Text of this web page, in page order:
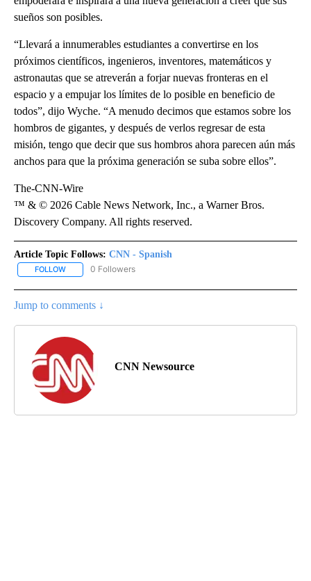
sueños son posibles.
“Llevará a innumerables estudiantes a convertirse en los
próximos científicos, ingenieros, inventores, matemáticos y
astronautas que se atreverán a forjar nuevas fronteras en el
espacio y a empujar los límites de lo posible en beneficio de
todos”, dijo Wyche. “A menudo decimos que estamos sobre los
hombros de gigantes, y después de verlos regresar de esta
misión, tengo que decir que sus hombros ahora parecen aún más
anchos para que la próxima generación se suba sobre ellos”.
The-CNN-Wire
™ & © 2026 Cable News Network, Inc., a Warner Bros.
Discovery Company. All rights reserved.
Article Topic Follows: CNN - Spanish
FOLLOW FOLLOW "CNN - SPANISH" TO RECEIVE NOTIFICATIONS ABOUT
0 Followers
Jump to comments ↓
CNN Newsource